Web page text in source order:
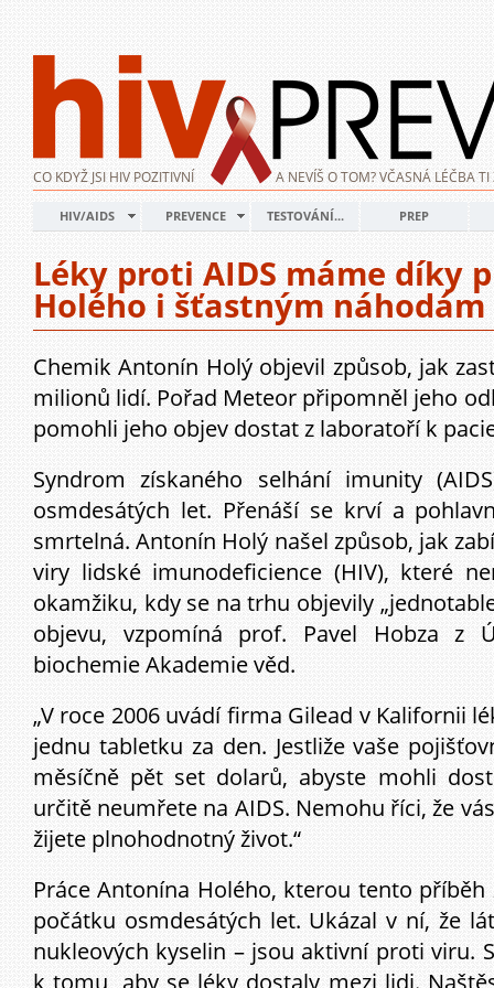
CO KDYŽ JSI HIV POZITIVNÍ A NEVÍŠ O TOM? VČASNÁ LÉČBA
HIV/AIDS PREVENCE TESTOVÁNÍ... PREP
Léky proti AIDS máme díky
Holého i šťastným náhodám
Chemik Antonín Holý objevil způsob, jak
milionů lidí. Pořad Meteor připomněl jeho
pomohli jeho objev dostat z laboratoří k
Syndrom získaného selhání imunity
osmdesátých let. Přenáší se krví a
smrtelná. Antonín Holý našel způsob, jak
viry lidské imunodeficience (HIV), které
okamžiku, kdy se na trhu objevily
objevu, vzpomíná prof. Pavel Hobza z
biochemie Akademie věd.
„V roce 2006 uvádí firma Gilead v Kalifornii
jednu tabletku za den. Jestliže vaše
měsíčně pět set dolarů, abyste mohli
určitě neumřete na AIDS. Nemohu říci, že
žijete plnohodnotný život.“
Práce Antonína Holého, kterou tento
počátku osmdesátých let. Ukázal v ní, že
nukleových kyselin – jsou aktivní proti viru.
k tomu, aby se léky dostaly mezi lidi.